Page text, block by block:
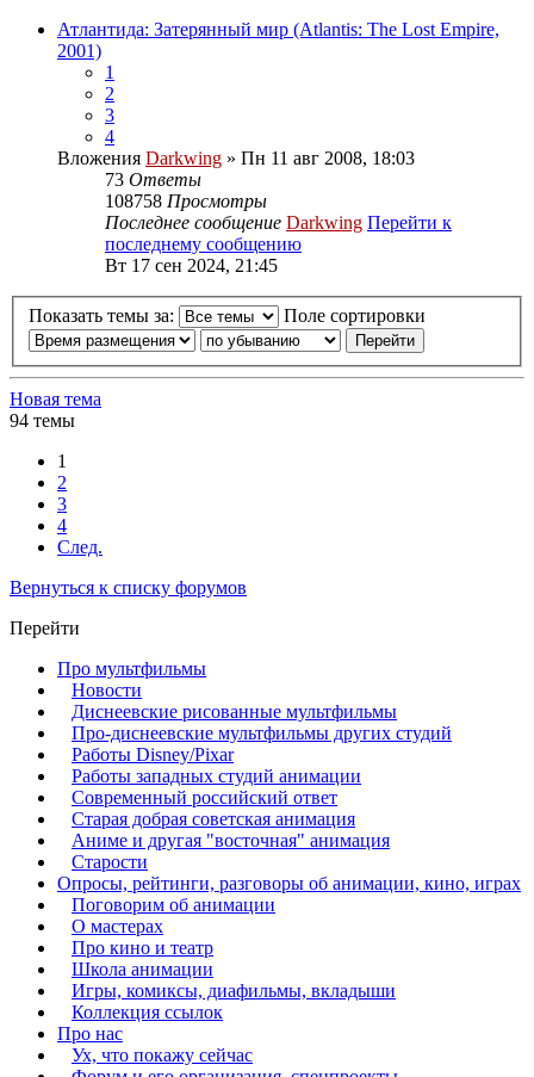
Атлантида: Затерянный мир (Atlantis: The Lost Empire,
2001)
1
2
3
4
Вложения Darkwing » Пн 11 авг 2008, 18:03
73 Ответы
108758 Просмотры
Последнее сообщение Darkwing Перейти к
последнему сообщению
Вт 17 сен 2024, 21:45
Показать темы за: Поле сортировки
Новая тема
94 темы
1
2
3
4
След.
Вернуться к списку форумов
Перейти
Про мультфильмы
Новости
Диснеевские рисованные мультфильмы
Про-диснеевские мультфильмы других студий
Работы Disney/Pixar
Работы западных студий анимации
Современный российский ответ
Старая добрая советская анимация
Аниме и другая "восточная" анимация
Старости
Опросы, рейтинги, разговоры об анимации, кино, играх
Поговорим об анимации
О мастерах
Про кино и театр
Школа анимации
Игры, комиксы, диафильмы, вкладыши
Коллекция ссылок
Про нас
Ух, что покажу сейчас